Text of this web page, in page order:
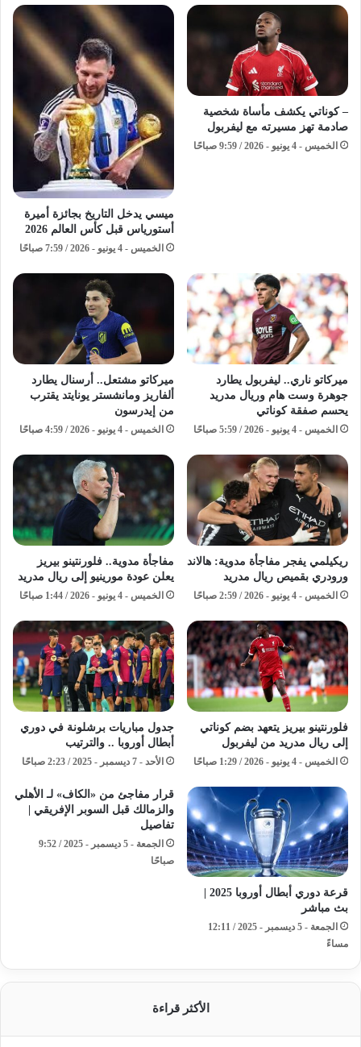
– كوناتي يكشف مأساة شخصية
صادمة تهز مسيرته مع ليفربول
الخميس - 4 يونيو - 2026 / 9:59 صباحًا
ميسي يدخل التاريخ بجائزة أميرة
أستورياس قبل كأس العالم 2026
الخميس - 4 يونيو - 2026 / 7:59 صباحًا
ميركاتو ناري.. ليفربول يطارد
جوهرة وست هام وريال مدريد
يحسم صفقة كوناتي
الخميس - 4 يونيو - 2026 / 5:59 صباحًا
ميركاتو مشتعل.. أرسنال يطارد
ألفاريز ومانشستر يونايتد يقترب
من إيدرسون
الخميس - 4 يونيو - 2026 / 4:59 صباحًا
ريكيلمي يفجر مفاجأة مدوية: هالاند
ورودري بقميص ريال مدريد
الخميس - 4 يونيو - 2026 / 2:59 صباحًا
مفاجأة مدوية.. فلورنتينو بيريز
يعلن عودة مورينيو إلى ريال مدريد
الخميس - 4 يونيو - 2026 / 1:44 صباحًا
فلورنتينو بيريز يتعهد بضم كوناتي
إلى ريال مدريد من ليفربول
الخميس - 4 يونيو - 2026 / 1:29 صباحًا
جدول مباريات برشلونة في دوري
أبطال أوروبا .. والترتيب
الأحد - 7 ديسمبر - 2025 / 2:23 صباحًا
بث مباشر
الجمعة - 5 ديسمبر - 2025 / 12:11
مساءً
قرار مفاجئ من «الكاف» لـ الأهلي
والزمالك قبل السوبر الإفريقي |
تفاصيل
الجمعة - 5 ديسمبر - 2025 / 9:52
صباحًا
الأكثر قراءة